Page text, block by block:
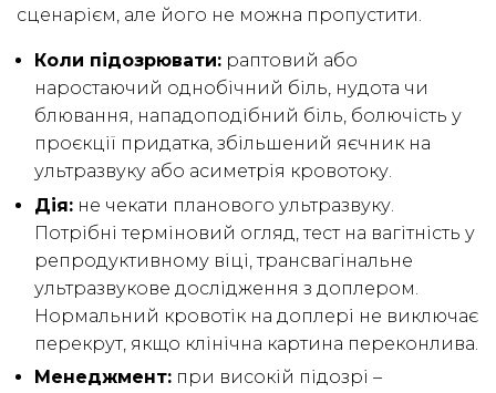
сценарієм, але його не можна пропустити.
Коли підозрювати: раптовий або
наростаючий однобічний біль, нудота чи
блювання, нападоподібний біль, болючість у
проєкції придатка, збільшений яєчник на
ультразвуку або асиметрія кровотоку.
Дія: не чекати планового ультразвуку.
Потрібні терміновий огляд, тест на вагітність у
репродуктивному віці, трансвагінальне
ультразвукове дослідження з доплером.
Нормальний кровотік на доплері не виключає
перекрут, якщо клінічна картина переконлива.
Менеджмент: при високій підозрі –